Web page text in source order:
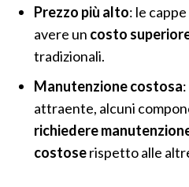
Prezzo più alto: le
avere un costo
tradizionali.
Manutenzione costosa
attraente, alcuni
richiedere
costoserispetto alle